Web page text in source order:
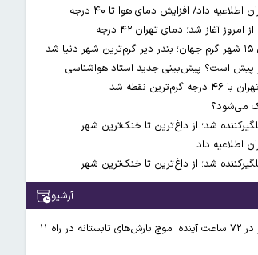
داد/ افزایش دمای هوا تا ۴۰ درجه
آغاز شد؛ دمای تهران ۴۲ درجه
پیش است؟ پیش‌بینی جدید استاد هواشناسی
نقطه شد
می‌شود؟
شد؛ از داغ‌ترین تا خنک‌ترین شهر
اطلاعیه داد
شد؛ از داغ‌ترین تا خنک‌ترین شهر
آرشیو
وضعیت جوی کشور در ۷۲ ساعت آینده؛ موج بارش‌های تابستانه در راه ۱۱